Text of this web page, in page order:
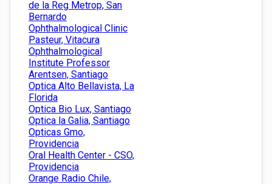
de la Reg Metrop, San
Bernardo
Ophthalmological Clinic
Pasteur, Vitacura
Ophthalmological
Institute Professor
Arentsen, Santiago
Optica Alto Bellavista, La
Florida
Optica Bio Lux, Santiago
Optica la Galia, Santiago
Opticas Gmo,
Providencia
Oral Health Center - CSO,
Providencia
Orange Radio Chile,